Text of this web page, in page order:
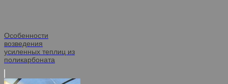
Особенности
возведения
усиленных теплиц из
поликарбоната